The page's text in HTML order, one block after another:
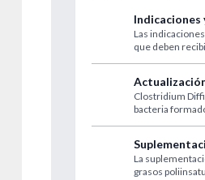
Indicaciones
terapia de
hormonal
Las
que deben
Clostridium
bacteria
de antibióticos
fórmula
grasos
La
grasos